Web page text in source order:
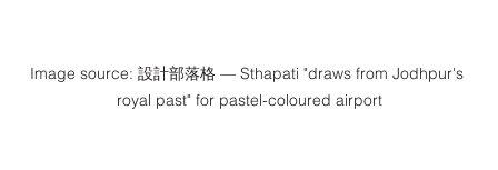
Image source: 設計部落格 — Sthapati "draws from Jodhpur's
royal past" for pastel-coloured airport